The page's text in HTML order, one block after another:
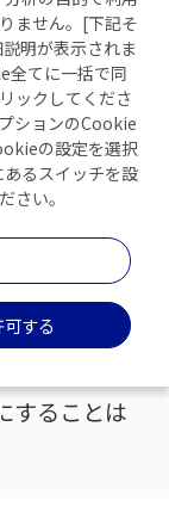
期
きない
することは
ません。[下記そ
明が表示されま
全てに一括で同
ックしてくださ
ションのCookie
の設定を選択
るスイッチを設
さい。
する